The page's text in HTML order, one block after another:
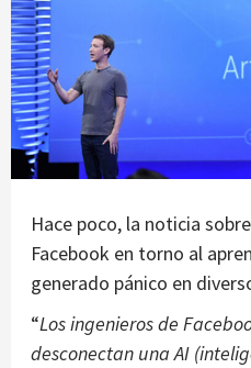
Hace poco, la noticia
Facebook en torno al
generado pánico en
“Los ingenieros de
desconectan una AI